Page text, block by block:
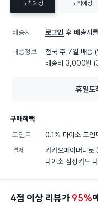
도착예정
도착예정
배송지 로그인 후 배송지
배송정보 전국 주 7일 배송
배송비 3,000원
휴일도
구매혜택
포인트
0.1% 다이소 포인
결제
카카오페이머니로
다이소 삼성카드
4점 이상 리뷰가 95%